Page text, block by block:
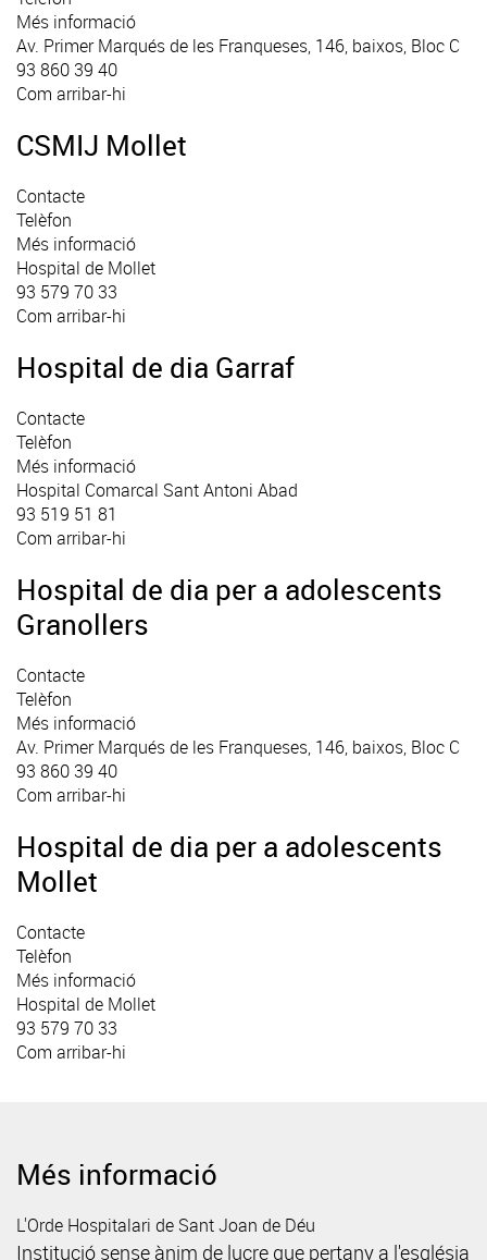
Més informació
Av. Primer Marqués de les Franqueses, 146, baixos, Bloc C
93 860 39 40
Com arribar-hi
CSMIJ Mollet
Contacte
Telèfon
Més informació
Hospital de Mollet
93 579 70 33
Com arribar-hi
Hospital de dia Garraf
Contacte
Telèfon
Més informació
Hospital Comarcal Sant Antoni Abad
93 519 51 81
Com arribar-hi
Hospital de dia per a adolescents
Granollers
Contacte
Telèfon
Més informació
Av. Primer Marqués de les Franqueses, 146, baixos, Bloc C
93 860 39 40
Com arribar-hi
Hospital de dia per a adolescents
Mollet
Contacte
Telèfon
Més informació
Hospital de Mollet
93 579 70 33
Com arribar-hi
Més informació
L'Orde Hospitalari de Sant Joan de Déu
Institució sense ànim de lucre que pertany a l'església